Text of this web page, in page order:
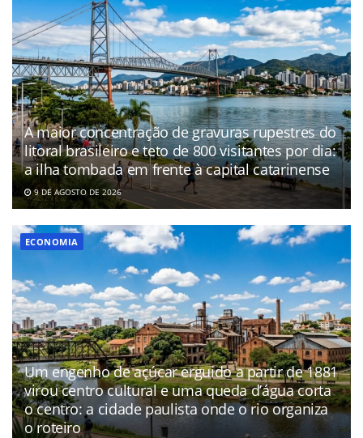
A maior concentração de gravuras rupestres do
litoral brasileiro e teto de 800 visitantes por dia:
a ilha tombada em frente à capital catarinense
9 DE AGOSTO DE 2026
ECONOMIA
Um engenho de açúcar erguido a partir de 1881
virou centro cultural e uma queda d’água corta
o centro: a cidade paulista onde o rio organiza
o roteiro